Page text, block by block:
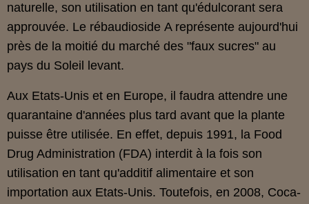
naturelle, son utilisation en tant qu'édulcorant sera
approuvée. Le rébaudioside A représente aujourd'hui
près de la moitié du marché des "faux sucres" au
pays du Soleil levant.
Aux Etats-Unis et en Europe, il faudra attendre une
quarantaine d'années plus tard avant que la plante
puisse être utilisée. En effet, depuis 1991, la Food
Drug Administration (FDA) interdit à la fois son
utilisation en tant qu'additif alimentaire et son
importation aux Etats-Unis. Toutefois, en 2008, Coca-